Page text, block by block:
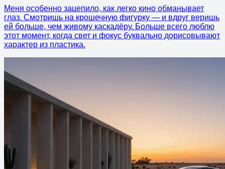
Меня особенно зацепило, как легко кино обманывает
глаз. Смотришь на крошечную фигурку — и вдруг веришь
ей больше, чем живому каскадёру. Больше всего люблю
этот момент, когда свет и фокус буквально дорисовывают
характер из пластика.